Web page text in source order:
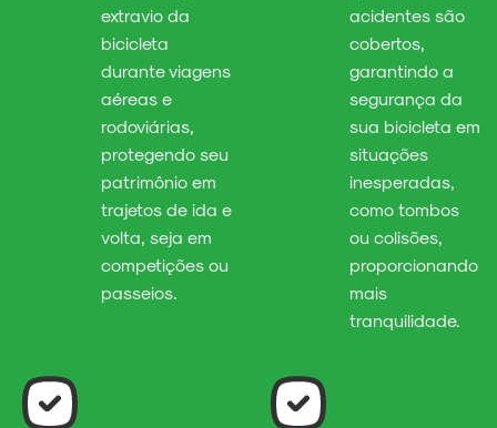
extravio da
bicicleta
durante viagens
aéreas e
rodoviárias,
protegendo seu
patrimônio em
trajetos de ida e
volta, seja em
competições ou
passeios.
acidentes são
cobertos,
garantindo a
segurança da
sua bicicleta em
situações
inesperadas,
como tombos
ou colisões,
proporcionando
mais
tranquilidade.